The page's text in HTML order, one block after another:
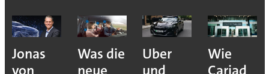
Jonas
Was die
Uber
Wie